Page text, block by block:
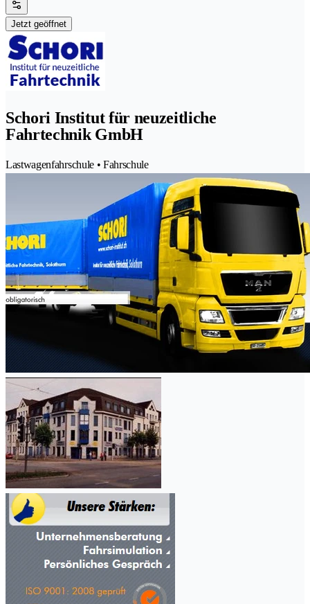
Jetzt geöffnet
Schori Institut für neuzeitliche
Fahrtechnik GmbH
Lastwagenfahrschule • Fahrschule